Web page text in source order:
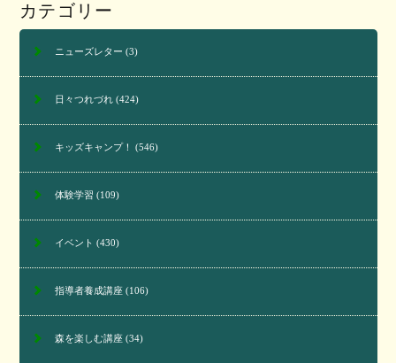
カテゴリー
ニューズレター (3)
日々つれづれ(424)
キッズキャンプ！ (546)
体験学習 (109)
イベント (430)
指導者養成講座(106)
森を楽しむ講座(34)